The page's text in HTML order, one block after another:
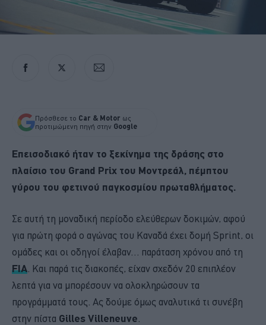
Πρόσθεσε το Car & Motor ως
προτιμώμενη πηγή στην Google
Επεισοδιακό ήταν το ξεκίνημα της δράσης στο
πλαίσιο του Grand Prix του Μοντρεάλ, πέμπτου
γύρου του φετινού παγκοσμίου πρωταθλήματος.
Σε αυτή τη μοναδική περίοδο ελεύθερων δοκιμών, αφού
για πρώτη φορά ο αγώνας του Καναδά έχει δομή Sprint, οι
ομάδες και οι οδηγοί έλαβαν… παράταση χρόνου από τη
FIA . Και παρά τις διακοπές, είχαν σχεδόν 20 επιπλέον
λεπτά για να μπορέσουν να ολοκληρώσουν τα
προγράμματά τους. Ας δούμε όμως αναλυτικά τι συνέβη
στην πίστα Gilles Villeneuve